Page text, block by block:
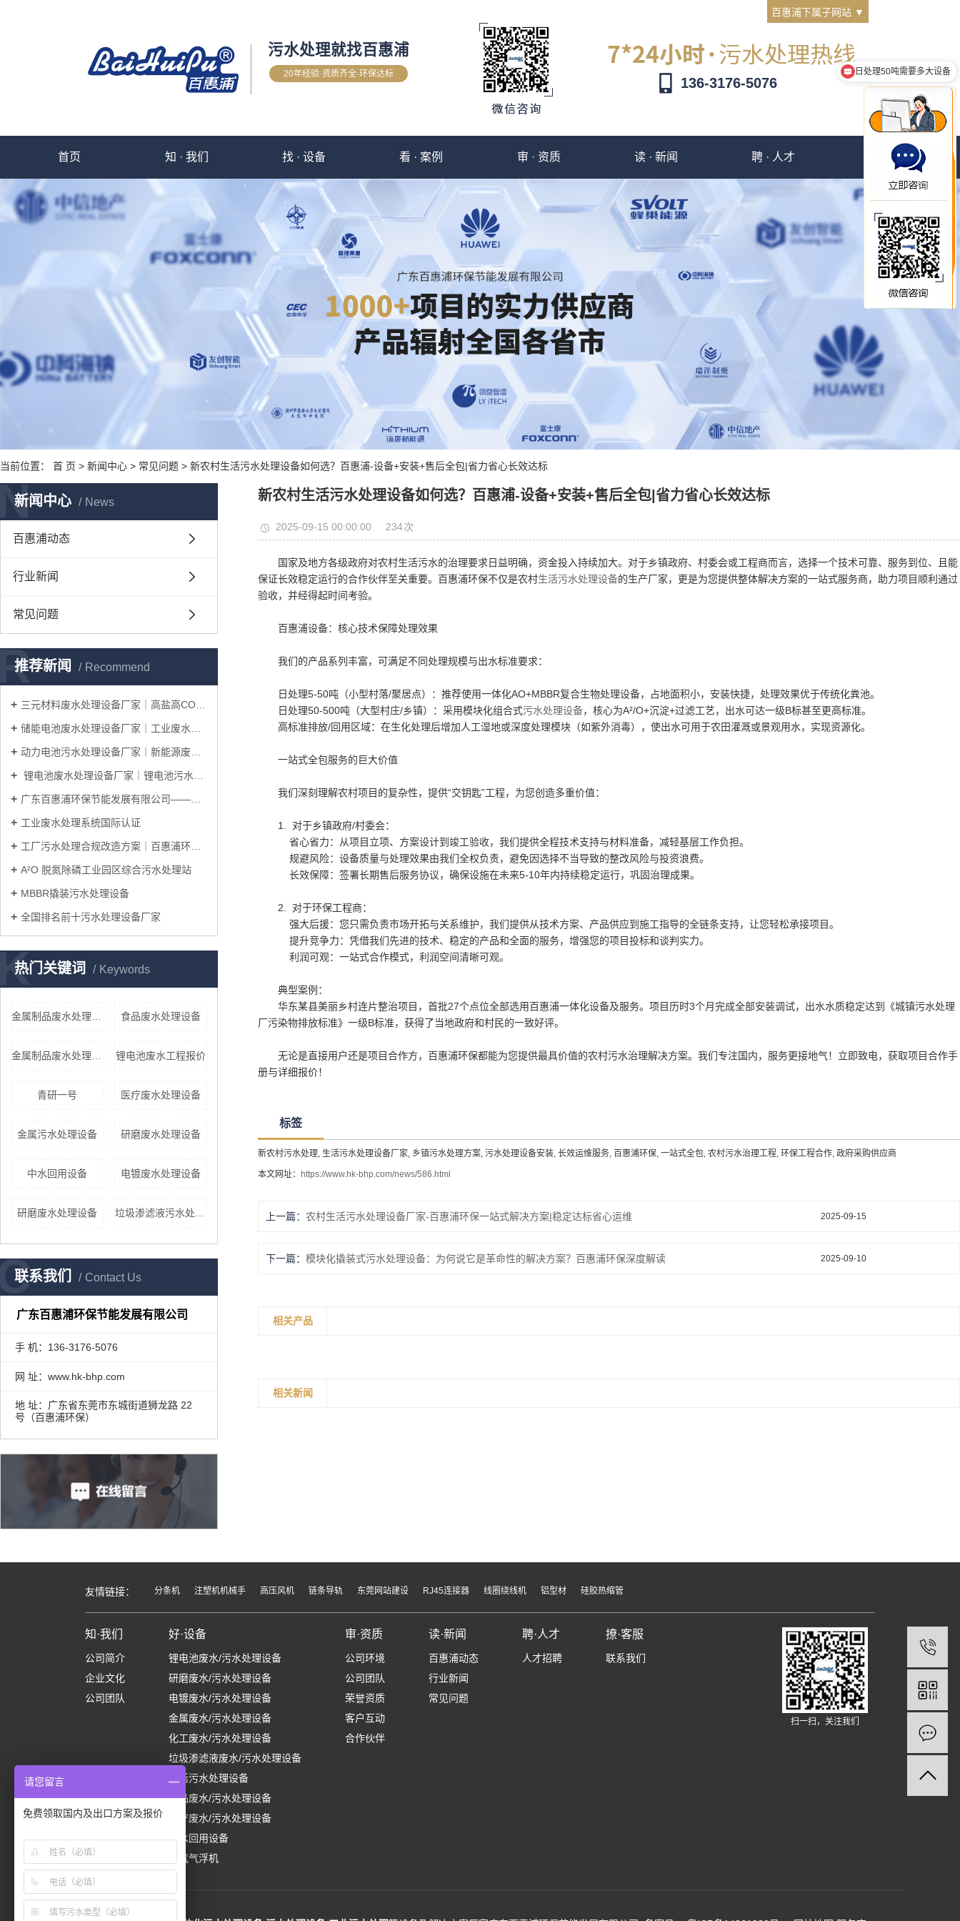
百惠浦下属子网站 ▼
污水处理就找百惠浦
20年经验·资质齐全·环保达标
136-3176-5076
首页 知 · 我们 找 · 设备 看 · 案例 审 · 资质 读 · 新闻 聘 · 人才 撩 · 客服
当前位置： 首 页 > 新闻中心 > 常见问题 > 新农村生活污水处理设备如何选？百惠浦-设备+安装+售后全包|省力省心长效达标
新闻中心 News
百惠浦动态
行业新闻
常见问题
推荐新闻 Recommend
三元材料废水处理设备厂家｜高盐高COD废水处理工艺
储能电池废水处理设备厂家｜工业废水处理系统整体解决方案
动力电池污水处理设备厂家｜新能源废水处理工艺解决方案
锂电池废水处理设备厂家｜锂电池污水处理工艺及整体解决方案
广东百惠浦环保节能发展有限公司——邀您共赴IICIE国际集成电路创新博览会
工业废水处理系统国际认证
工厂污水处理合规改造方案｜百惠浦环保一站式完成厂区达标升级
A²O 脱氮除磷工业园区综合污水处理站
MBBR撬装污水处理设备
全国排名前十污水处理设备厂家
热门关键词 Keywords
金属制品废水处理设备厂家 食品废水处理设备
金属制品废水处理设备厂家 锂电池废水工程报价
青研一号 医疗废水处理设备
金属污水处理设备 研磨废水处理设备
中水回用设备 电镀废水处理设备
研磨废水处理设备 垃圾渗滤液污水处理设备
联系我们 Contact Us
广东百惠浦环保节能发展有限公司
手 机：136-3176-5076
网 址：www.hk-bhp.com
地 址：广东省东莞市东城街道狮龙路 22
号（百惠浦环保）
新农村生活污水处理设备如何选？百惠浦-设备+安装+售后全包|省力省心长效达标
2025-09-15 00:00:00 234次
国家及地方各级政府对农村生活污水的治理要求日益明确，资金投入持续加大。对于乡镇政府、村委会或工程商而言，选择一个技术可靠、服务到位、且能
保证长效稳定运行的合作伙伴至关重要。百惠浦环保不仅是农村生活污水处理设备的生产厂家，更是为您提供整体解决方案的一站式服务商，助力项目顺利通过
验收，并经得起时间考验。
百惠浦设备：核心技术保障处理效果
我们的产品系列丰富，可满足不同处理规模与出水标准要求：
日处理5-50吨（小型村落/聚居点）：推荐使用一体化AO+MBBR复合生物处理设备，占地面积小，安装快捷，处理效果优于传统化粪池。
日处理50-500吨（大型村庄/乡镇）：采用模块化组合式污水处理设备，核心为A²/O+沉淀+过滤工艺，出水可达一级B标甚至更高标准。
高标准排放/回用区域：在生化处理后增加人工湿地或深度处理模块（如紫外消毒），使出水可用于农田灌溉或景观用水，实现资源化。
一站式全包服务的巨大价值
我们深刻理解农村项目的复杂性，提供“交钥匙”工程，为您创造多重价值：
1. 对于乡镇政府/村委会：
省心省力：从项目立项、方案设计到竣工验收，我们提供全程技术支持与材料准备，减轻基层工作负担。
规避风险：设备质量与处理效果由我们全权负责，避免因选择不当导致的整改风险与投资浪费。
长效保障：签署长期售后服务协议，确保设施在未来5-10年内持续稳定运行，巩固治理成果。
2. 对于环保工程商：
强大后援：您只需负责市场开拓与关系维护，我们提供从技术方案、产品供应到施工指导的全链条支持，让您轻松承接项目。
提升竞争力：凭借我们先进的技术、稳定的产品和全面的服务，增强您的项目投标和谈判实力。
利润可观：一站式合作模式，利润空间清晰可观。
典型案例：
华东某县美丽乡村连片整治项目，首批27个点位全部选用百惠浦一体化设备及服务。项目历时3个月完成全部安装调试，出水水质稳定达到《城镇污水处理
厂污染物排放标准》一级B标准，获得了当地政府和村民的一致好评。
无论是直接用户还是项目合作方，百惠浦环保都能为您提供最具价值的农村污水治理解决方案。我们专注国内，服务更接地气！立即致电，获取项目合作手
册与详细报价！
标签
新农村污水处理, 生活污水处理设备厂家, 乡镇污水处理方案, 污水处理设备安装, 长效运维服务, 百惠浦环保, 一站式全包, 农村污水治理工程, 环保工程合作, 政府采购供应商
本文网址： https://www.hk-bhp.com/news/586.html
上一篇： 农村生活污水处理设备厂家-百惠浦环保一站式解决方案|稳定达标省心运维 2025-09-15
下一篇： 模块化撬装式污水处理设备：为何说它是革命性的解决方案？百惠浦环保深度解读 2025-09-10
相关产品
相关新闻
友情链接： 分条机 注塑机机械手 高压风机 链条导轨 东莞网站建设 RJ45连接器 线圈绕线机 铝型材 硅胶热缩管
知·我们
公司简介
企业文化
公司团队
好·设备
锂电池废水/污水处理设备
研磨废水/污水处理设备
电镀废水/污水处理设备
金属废水/污水处理设备
化工废水/污水处理设备
垃圾渗滤液废水/污水处理设备
生活污水处理设备
食品废水/污水处理设备
医疗废水/污水处理设备
中水回用设备
溶气气浮机
审·资质
公司环境
公司团队
荣誉资质
客户互动
合作伙伴
读·新闻
百惠浦动态
行业新闻
常见问题
聘·人才
人才招聘
撩·客服
联系我们
扫一扫，关注我们
一体化设备多少钱
请您留言
免费领取国内及出口方案及报价